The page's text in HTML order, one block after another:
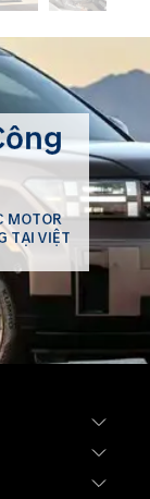
MOTOR
TẠI VIỆT